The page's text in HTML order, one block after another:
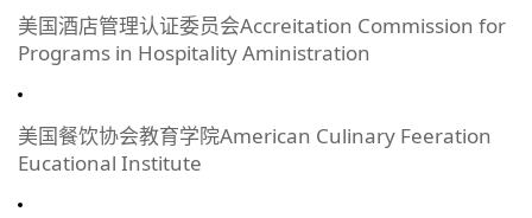
美国酒店管理认证委员会Accreitation Commission for
Programs in Hospitality Aministration
美国餐饮协会教育学院American Culinary Feeration
Eucational Institute